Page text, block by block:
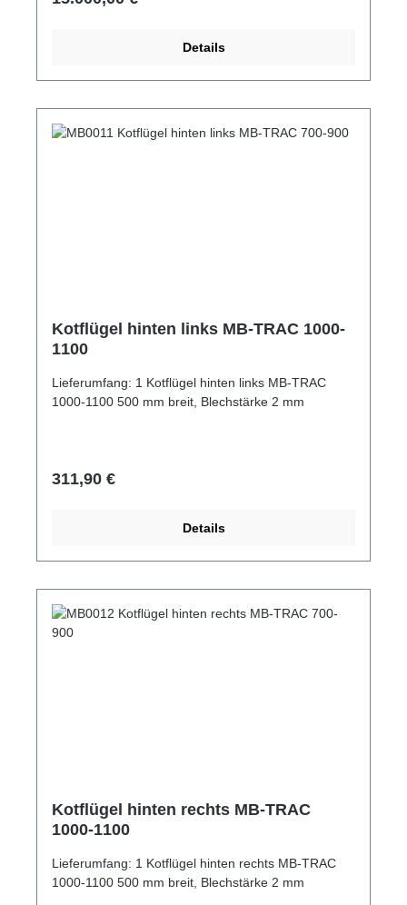
Details
Kotflügel hinten links MB-TRAC 1000-
1100
Lieferumfang: 1 Kotflügel hinten links MB-TRAC
1000-1100 500 mm breit, Blechstärke 2 mm
Regulärer Preis:
311,90 €
Details
Kotflügel hinten rechts MB-TRAC
1000-1100
Lieferumfang: 1 Kotflügel hinten rechts MB-TRAC
1000-1100 500 mm breit, Blechstärke 2 mm